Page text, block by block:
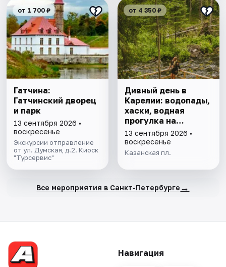
от 1 700 ₽
Гатчина:
Гатчинский дворец
и парк
13 сентября 2026 •
воскресенье
Экскурсии отправление
от ул. Думская, д.2. Киоск
"Турсервис"
от 4 350 ₽
Дивный день в
Карелии: водопады,
хаски, водная
прогулка на
драккаре к
форелевой ферме
13 сентября 2026 •
воскресенье
Казанская пл.
Все мероприятия в Санкт-Петербурге →
Навигация